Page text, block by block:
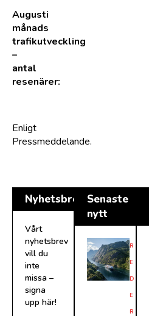
Augusti
månads
trafikutveckling
–
antal
resenärer:
Enligt
Pressmeddelande.
Nyhetsbrev
Vårt
nyhetsbrev
vill du
inte
missa –
signa
upp här!
Senaste
nytt
R
E
D
E
R